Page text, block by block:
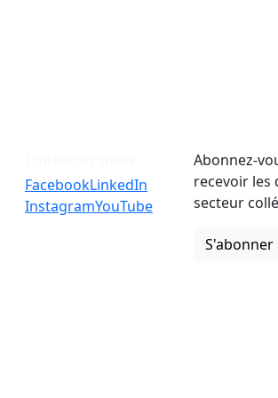
FacebookLinkedIn
InstagramYouTube
Abonnez-
recevoir les
secteur
S'abonner